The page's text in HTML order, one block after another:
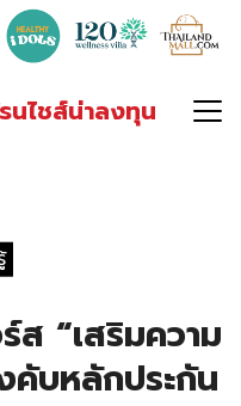
ไชส์น่าลงทุน
“เสริมความ
คับหลักประกัน